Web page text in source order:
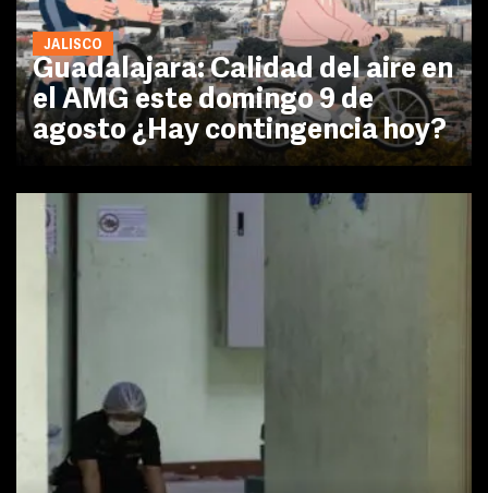
JALISCO
Guadalajara: Calidad del aire en
el AMG este domingo 9 de
agosto ¿Hay contingencia hoy?